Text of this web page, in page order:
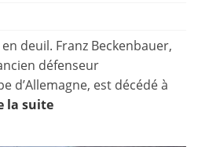
deuil. Franz Beckenbauer,
défenseur
d’Allemagne, est décédé à
la suite